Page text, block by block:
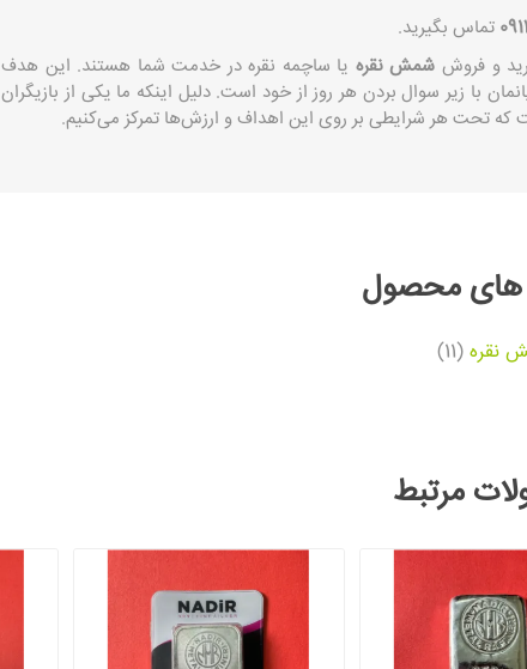
تماس بگیرید.
و فروش شمش نقره یا ساچمه نقره در خدمت شما هستند. این هدف
با زیر سوال بردن هر روز از خود است. دلیل اینکه ما یکی از بازیگران
تحت هر شرایطی بر روی این اهداف و ارزش‌ها تمرکز می‌کنیم.
محصول
نقره (11)
مرتبط